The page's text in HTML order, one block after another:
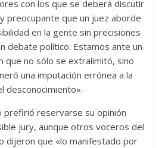
con los que se deberá discutir
preocupante que un juez aborde
en la gente sin precisiones
debate político. Estamos ante un
que no sólo se extralimitó, sino
una imputación errónea a la
desconocimiento».
prefirió reservarse su opinión
jury, aunque otros voceros del
dijeron que «lo manifestado por